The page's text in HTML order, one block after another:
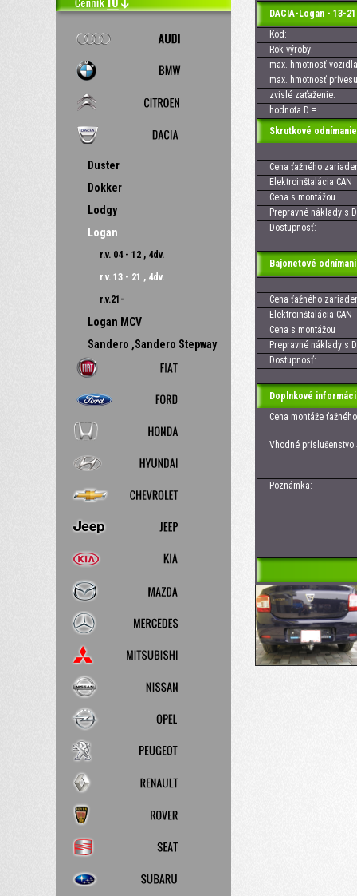
Duster
Dokker
Lodgy
Logan
r.v. 04 - 12 , 4dv.
r.v. 13 - 21 , 4dv.
r.v.21-
Logan MCV
Sandero ,Sandero Stepway
DACIA-Logan - 13-21
Kód:
Rok výroby:
max. hmotnosť
max. hmotnosť
zvislé zaťaženie:
hodnota D =
Skrutkové
Cena ťažného
Elektroinštalácia CAN
Cena s montážou
Prepravné náklady s
Dostupnosť:
Bajonetové
Cena ťažného
Elektroinštalácia CAN
Cena s montážou
Prepravné náklady s
Dostupnosť:
Doplnkové
Cena montáže
Vhodné
Poznámka: